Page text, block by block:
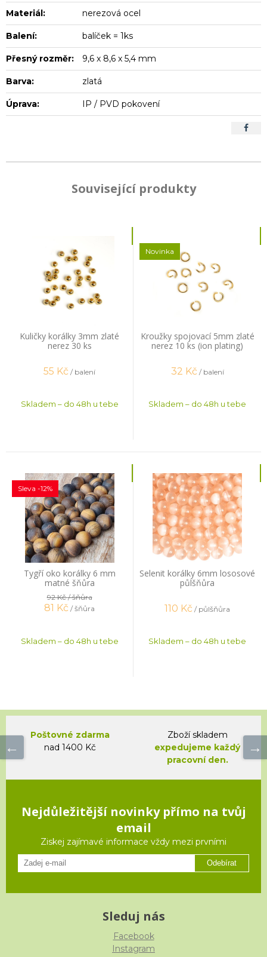
Materiál: nerezová ocel
Balení: balíček = 1ks
Přesný rozměr: 9,6 x 8,6 x 5,4 mm
Barva: zlatá
Úprava: IP / PVD pokovení
Související produkty
Kuličky korálky 3mm zlaté
nerez 30 ks
55 Kč / balení
Skladem – do 48h u tebe
Kroužky spojovací 5mm zlaté
nerez 10 ks (ion plating)
Novinka
32 Kč / balení
Skladem – do 48h u tebe
Tygří oko korálky 6 mm
matné šňůra
Sleva -12%
92 Kč/ šňůra
81 Kč / šňůra
Skladem – do 48h u tebe
Selenit korálky 6mm lososové
půlšňůra
110 Kč / půlšňůra
Skladem – do 48h u tebe
Poštovné zdarma
nad 1400 Kč
Zboží skladem
expedujeme každý
pracovní den.
Nejdůležitější novinky přímo na tvůj
email
Ziskej zajímavé informace vždy mezi prvními
Odebírat
Sleduj nás
Facebook
Instagram